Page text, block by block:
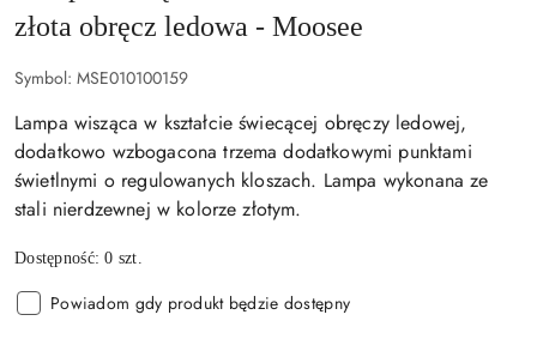
złota obręcz ledowa - Moosee
Symbol: MSE010100159
Lampa wisząca w kształcie świecącej obręczy ledowej,
dodatkowo wzbogacona trzema dodatkowymi punktami
świetlnymi o regulowanych kloszach. Lampa wykonana ze
stali nierdzewnej w kolorze złotym.
Dostępność:0 szt.
Powiadom gdy produkt będzie dostępny